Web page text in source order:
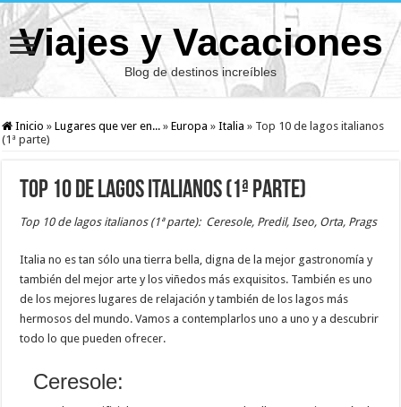
Viajes y Vacaciones
Blog de destinos increíbles
Inicio » Lugares que ver en... » Europa » Italia » Top 10 de lagos italianos
(1ª parte)
Top 10 de lagos italianos (1ª parte)
Top 10 de lagos italianos (1ª parte): Ceresole, Predil, Iseo, Orta, Prags
Italia no es tan sólo una tierra bella, digna de la mejor gastronomía y
también del mejor arte y los viñedos más exquisitos. También es uno
de los mejores lugares de relajación y también de los lagos más
hermosos del mundo. Vamos a contemplarlos uno a uno y a descubrir
todo lo que pueden ofrecer.
Ceresole: